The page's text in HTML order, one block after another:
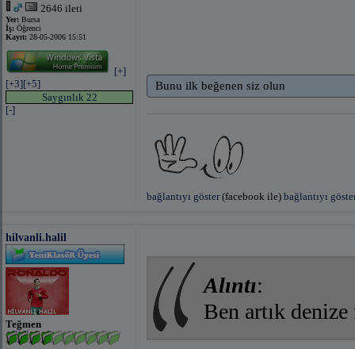
2646 ileti
Yer: Bursa
İş: Öğrenci
Kayıt: 28-05-2006 15:51
[+]
[+3][+5]
Saygınlık 22
[-]
Bunu ilk beğenen siz olun
bağlantıyı göster(facebook ile) bağlantıyı
hilvanli.halil
Teğmen
Alıntı:
Ben artık